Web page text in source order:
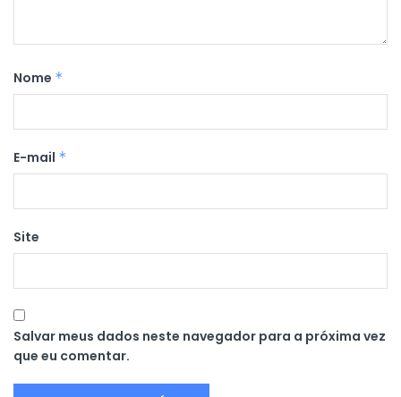
Nome *
E-mail *
Site
Salvar meus dados neste navegador para a próxima vez
que eu comentar.